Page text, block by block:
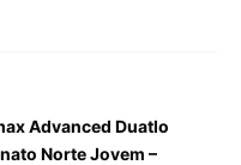
Advanced Duatlo
Norte Jovem –